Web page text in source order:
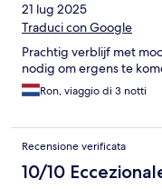
21 lug 2025
Traduci con Google
Prachtig verblijf met
nodig om ergens te
Ron, viaggio di 3 notti
Recensione verificata
10/10